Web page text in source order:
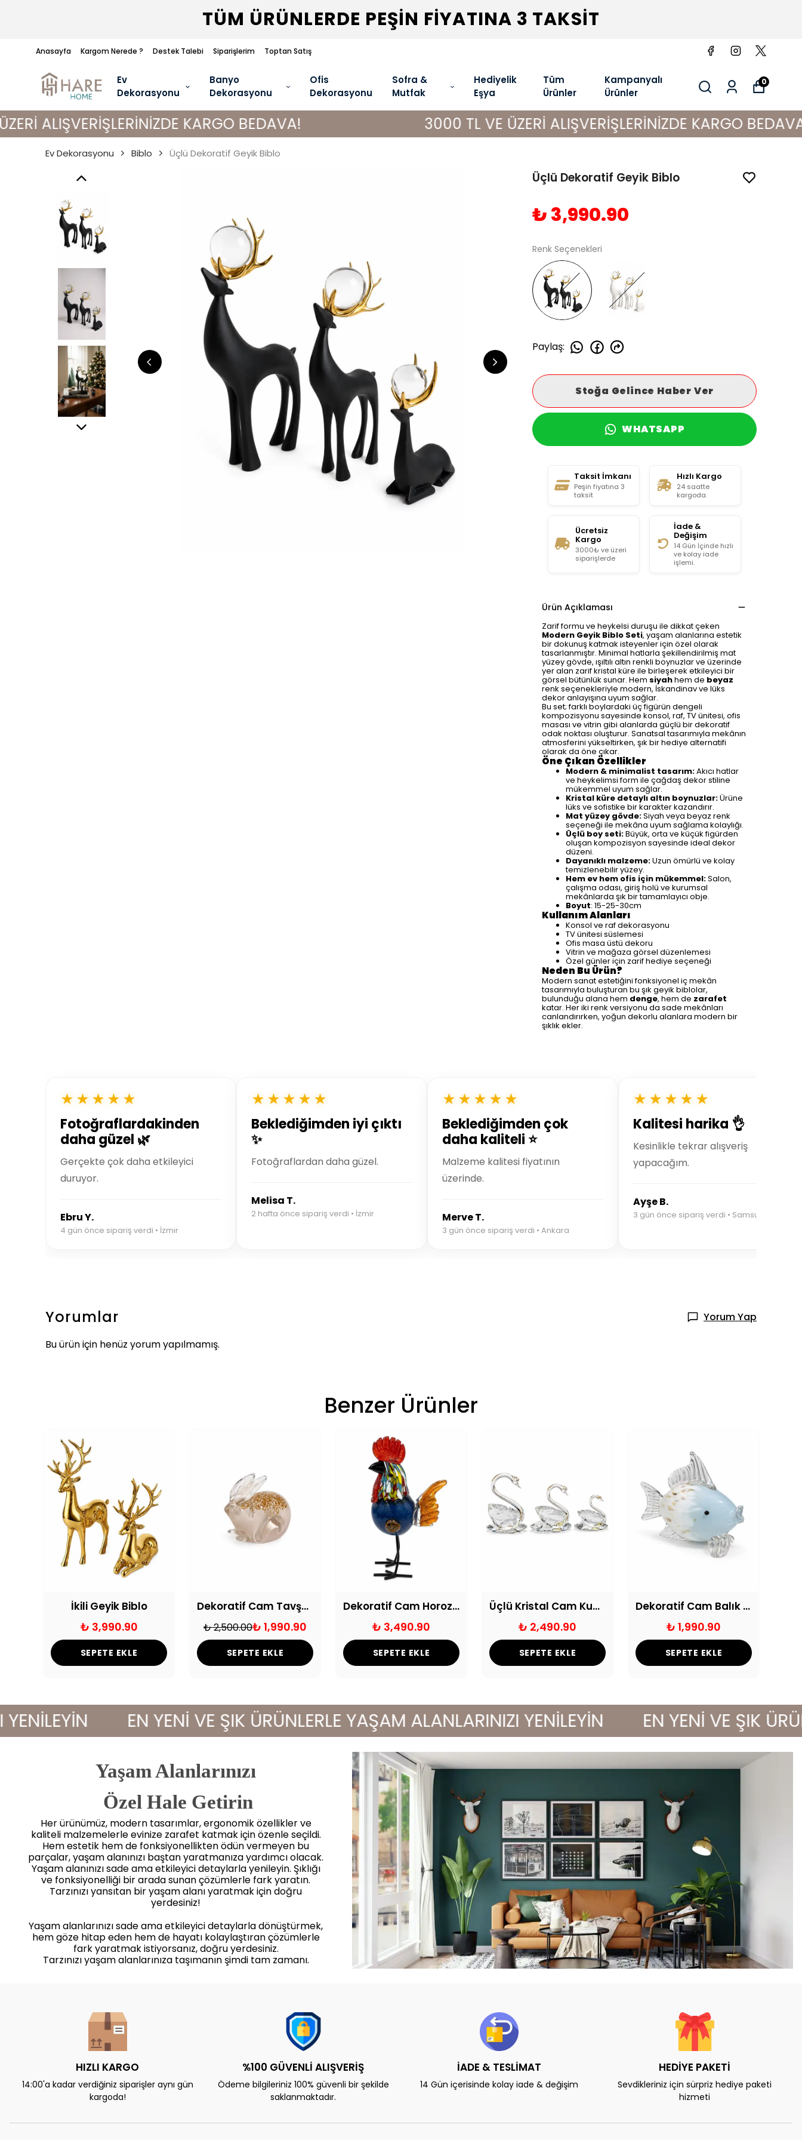
Anasayfa Kargom Nerede ? Destek Talebi Siparişlerim Toptan Satış
TÜM ÜRÜNLERDE PEŞİN FİYATINA 3 TAKSİT
Ev
Dekorasyonu
Banyo
Dekorasyonu
Ofis
Dekorasyonu
Sofra &
Mutfak
Hediyelik
Eşya
Tüm
Ürünler
Kampanyalı
Ürünler
0
KARGO BEDAVA! 3000 TL VE ÜZERİ ALIŞVERİŞLERİNİZDE KARGO BEDAVA!
Ev Dekorasyonu Biblo Üçlü Dekoratif Geyik Biblo
Üçlü Dekoratif Geyik Biblo
₺ 3,990.90
Renk Seçenekleri
Paylaş:
Stoğa Gelince Haber Ver
WHATSAPP
Taksit İmkanı
Peşin fiyatına 3
taksit
Hızlı Kargo
24 saatte
kargoda.
Ücretsiz
Kargo
3000₺ ve üzeri
siparişlerde
İade &
Değişim
14 Gün İçinde hızlı
ve kolay iade
işlemi.
Ürün Açıklaması
Zarif formu ve heykelsi duruşu ile dikkat çeken
Modern Geyik Biblo Seti, yaşam alanlarına estetik
bir dokunuş katmak isteyenler için özel olarak
tasarlanmıştır. Minimal hatlarla şekillendirilmiş mat
yüzey gövde, ışıltılı altın renkli boynuzlar ve üzerinde
yer alan zarif kristal küre ile birleşerek etkileyici bir
görsel bütünlük sunar. Hem siyahhem de beyaz
renk seçenekleriyle modern, İskandinav ve lüks
dekor anlayışına uyum sağlar.
Bu set; farklı boylardaki üç figürün dengeli
kompozisyonu sayesinde konsol, raf, TV ünitesi, ofis
masası ve vitrin gibi alanlarda güçlü bir dekoratif
odak noktası oluşturur. Sanatsal tasarımıyla mekânın
atmosferini yükseltirken, şık bir hediye alternatifi
olarak da öne çıkar.
Öne Çıkan Özellikler
Modern & minimalist tasarım:Akıcı hatlar
ve heykelimsi form ile çağdaş dekor stiline
mükemmel uyum sağlar.
Kristal küre detaylı altın boynuzlar:Ürüne
lüks ve sofistike bir karakter kazandırır.
Mat yüzey gövde:Siyah veya beyaz renk
seçeneği ile mekâna uyum sağlama kolaylığı.
Üçlü boy seti:Büyük, orta ve küçük figürden
oluşan kompozisyon sayesinde ideal dekor
düzeni.
Dayanıklı malzeme:Uzun ömürlü ve kolay
temizlenebilir yüzey.
Hem ev hem ofis için mükemmel:Salon,
çalışma odası, giriş holü ve kurumsal
mekânlarda şık bir tamamlayıcı obje.
Boyut: 15-25-30cm
Kullanım Alanları
Konsol ve raf dekorasyonu
TV ünitesi süslemesi
Ofis masa üstü dekoru
Vitrin ve mağaza görsel düzenlemesi
Özel günler için zarif hediye seçeneği
Neden Bu Ürün?
Modern sanat estetiğini fonksiyonel iç mekân
tasarımıyla buluşturan bu şık geyik biblolar,
bulunduğu alana hem denge, hem de zarafet
katar. Her iki renk versiyonu da sade mekânları
canlandırırken, yoğun dekorlu alanlara modern bir
şıklık ekler.
★★★★★
Fotoğraflardakinden
daha güzel 🌿
Gerçekte çok daha etkileyici
duruyor.
Ebru Y.
4 gün önce sipariş verdi • İzmir
★★★★★
Beklediğimden iyi çıktı
✨
Fotoğraflardan daha güzel.
Melisa T.
2 hafta önce sipariş verdi • İzmir
★★★★★
Beklediğimden çok
daha kaliteli ⭐
Malzeme kalitesi fiyatının
üzerinde.
Merve T.
3 gün önce sipariş verdi • Ankara
★★★★★
Kalitesi harika 👌
Kesinlikle tekrar alışveriş
yapacağım.
Ayşe B.
3 gün önce sipariş verdi • Samsun
Yorumlar
Yorum Yap
Bu ürün için henüz yorum yapılmamış.
Benzer Ürünler
İkili Geyik Biblo
₺ 3,990.90
SEPETE EKLE
Dekoratif Cam Tavşan Biblo
₺ 2,500.00₺ 1,990.90
SEPETE EKLE
Dekoratif Cam Horoz Biblo
₺ 3,490.90
SEPETE EKLE
Üçlü Kristal Cam Kuğu Gümüş
₺ 2,490.90
SEPETE EKLE
Dekoratif Cam Balık Obje
₺ 1,990.90
SEPETE EKLE
EN YENİ VE ŞIK ÜRÜNLERLE YAŞAM ALANLARINIZI YENİLEYİN EN YENİ VE ŞIK
Yaşam Alanlarınızı
Özel Hale Getirin
Her ürünümüz, modern tasarımlar, ergonomik özellikler ve
kaliteli malzemelerle evinize zarafet katmak için özenle seçildi.
Hem estetik hem de fonksiyonellikten ödün vermeyen bu
parçalar, yaşam alanınızı baştan yaratmanıza yardımcı olacak.
Yaşam alanınızı sade ama etkileyici detaylarla yenileyin. Şıklığı
ve fonksiyonelliği bir arada sunan çözümlerle fark yaratın.
Tarzınızı yansıtan bir yaşam alanı yaratmak için doğru
yerdesiniz!
Yaşam alanlarınızı sade ama etkileyici detaylarla dönüştürmek,
hem göze hitap eden hem de hayatı kolaylaştıran çözümlerle
fark yaratmak istiyorsanız, doğru yerdesiniz.
Tarzınızı yaşam alanlarınıza taşımanın şimdi tam zamanı.
HIZLI KARGO
14:00'a kadar verdiğiniz siparişler aynı gün
kargoda!
%100 GÜVENLİ ALIŞVERİŞ
Ödeme bilgileriniz 100% güvenli bir şekilde
saklanmaktadır.
İADE & TESLİMAT
14 Gün içerisinde kolay iade & değişim
HEDİYE PAKETİ
Sevdikleriniz için sürpriz hediye paketi
hizmeti